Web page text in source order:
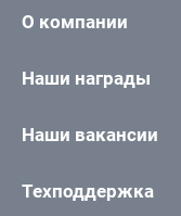
О компании
Наши награды
Наши вакансии
Техподдержка